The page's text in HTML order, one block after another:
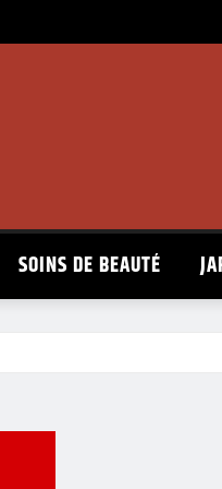
SOINS DE BEAUTÉ